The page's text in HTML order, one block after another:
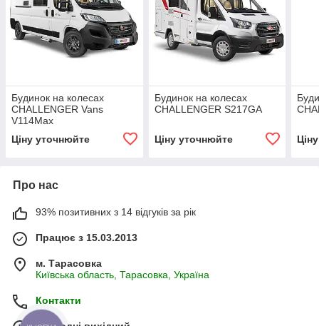
Будинок на колесах
CHALLENGER Vans
V114Max
Ціну уточнюйте
Будинок на колесах
CHALLENGER S217GA
Ціну уточнюйте
Про нас
93% позитивних з 14 відгуків за рік
Працює з 15.03.2013
м. Тарасовка
Київська область, Тарасовка, Україна
Контакти